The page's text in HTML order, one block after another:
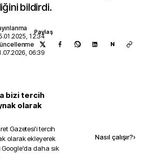
bildirdi.
12:34
06:39
Paylaş
N
bizi tercih
olarak
Gazetesi'i tercih
olarak ekleyerek
daha sık
Nasıl çalışır?›